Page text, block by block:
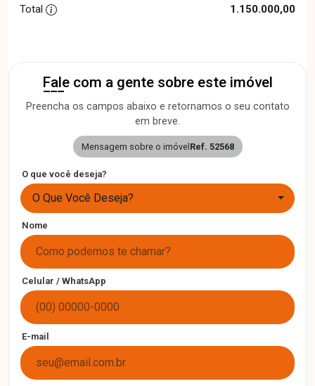
Total
1.150.000,00
Fale com a gente sobre este imóvel
Preencha os campos abaixo e retornamos o seu contato
em breve.
Mensagem sobre o imóvel Ref. 52568
O que você deseja?
O Que Você Deseja?
Nome
Celular / WhatsApp
E-mail